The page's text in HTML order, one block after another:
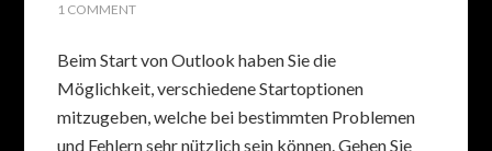
1 COMMENT
Beim Start von Outlook haben Sie die
Möglichkeit, verschiedene Startoptionen
mitzugeben, welche bei bestimmten Problemen
und Fehlern sehr nützlich sein können. Gehen Sie